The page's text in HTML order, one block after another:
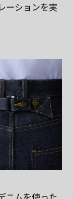
ーションを実
ニムを使った